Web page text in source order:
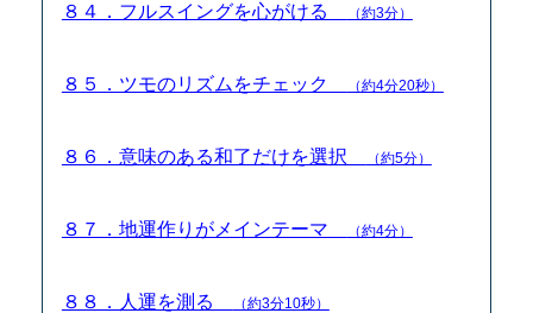
８４．フルスイングを心がける （約3分）
８５．ツモのリズムをチェック （約4分20秒）
８６．意味のある和了だけを選択 （約5分）
８７．地運作りがメインテーマ （約4分）
８８．人運を測る （約3分10秒）